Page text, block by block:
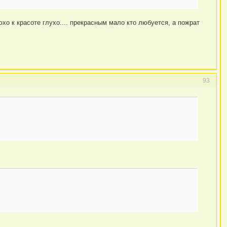
к красоте глухо.... прекрасным мало кто любуется, а пожрат
93